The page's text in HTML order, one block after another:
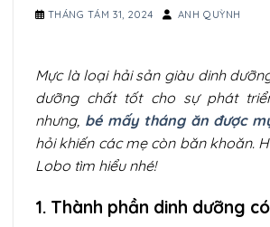
THÁNG TÁM 31, 2024 ANH QUỲNH
Mực là loại hải sản giàu dinh
dưỡng chất tốt cho sự phát
nhưng, bé mấy tháng ăn được
hỏi khiến các mẹ còn băn khoăn.
Lobo tìm hiểu nhé!
1. Thành phần dinh dưỡng